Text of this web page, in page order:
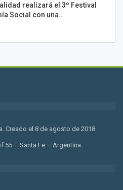
realizará el 3º Festival
Social con una…
Creado el 8 de agosto de 2018.
55 – Santa Fe – Argentina